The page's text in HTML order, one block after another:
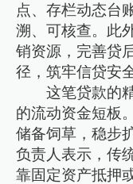
点、存栏动态台
溯、可核查。此
销资源，完善贷
径，筑牢信贷安
这笔贷款的
的流动资金短板
储备饲草，稳步
负责人表示，传
靠固定资产抵押